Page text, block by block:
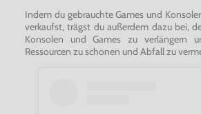
Indem du gebrauchte Games und
verkaufst, trägst du außerdem dazu bei,
Konsolen und Games zu verlängern
Ressourcen zu schonen und Abfall zu